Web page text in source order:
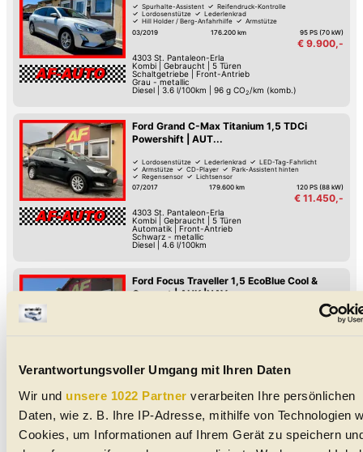
Verantwortungsvoller Umgang mit Ihren Daten
Wir und unsere 1022 Partner verarbeiten Ihre persönlichen
Daten, wie z. B. Ihre IP-Adresse, mithilfe von Technologien
Cookies, um Informationen auf Ihrem Gerät zu speichern
Spurhalte-Assistent
Reifendruck-Kontrolle
Lordosenstütze
Lederlenkrad
Hill Holder / Berg-Anfahrhilfe
Armstütze
Park-Assistent hinten
Lichtsensor
03/2019 176.200 km 95 PS (70 kW)
€ 9.900,-
4303 St. Pantaleon-Erla
Kombi| Gebraucht
5 Türen
Schaltgetriebe| Front-Antrieb
Grau - metallic
Diesel
3.6 l/100km 96 g CO2 /km (komb.)
Ford Grand C-Max Titanium 1,5 TDCi
Powershift | AUT...
Lordosenstütze Lederlenkrad
LED-Tag-Fahrlicht
Armstütze
CD-Player
Park-Assistent hinten
Regensensor
Lichtsensor
07/2017
179.600 km 120 PS (88 kW)
€ 11.450,-
4303 St. Pantaleon-Erla
Kombi| Gebraucht
5 Türen
Automatik| Front-Antrieb
Schwarz - metallic
Diesel
4.6 l/100km
Ford Focus Traveller 1,5 EcoBlue Cool &
Connect | AHK |NAV...
4303 St. Pantaleon-Erla
Kombi|Gebraucht| 5 Türen
Weiß
Diesel | 3.5 l/100km |93 g CO /km (komb.)
Ford Grand Tourneo Connect Trend 1,5
EcoBlue L2 | TAUSCHMOTOR